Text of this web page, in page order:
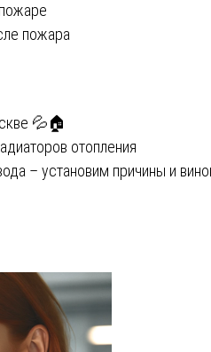
пожара
💦🏠
отопления
– установим причины и